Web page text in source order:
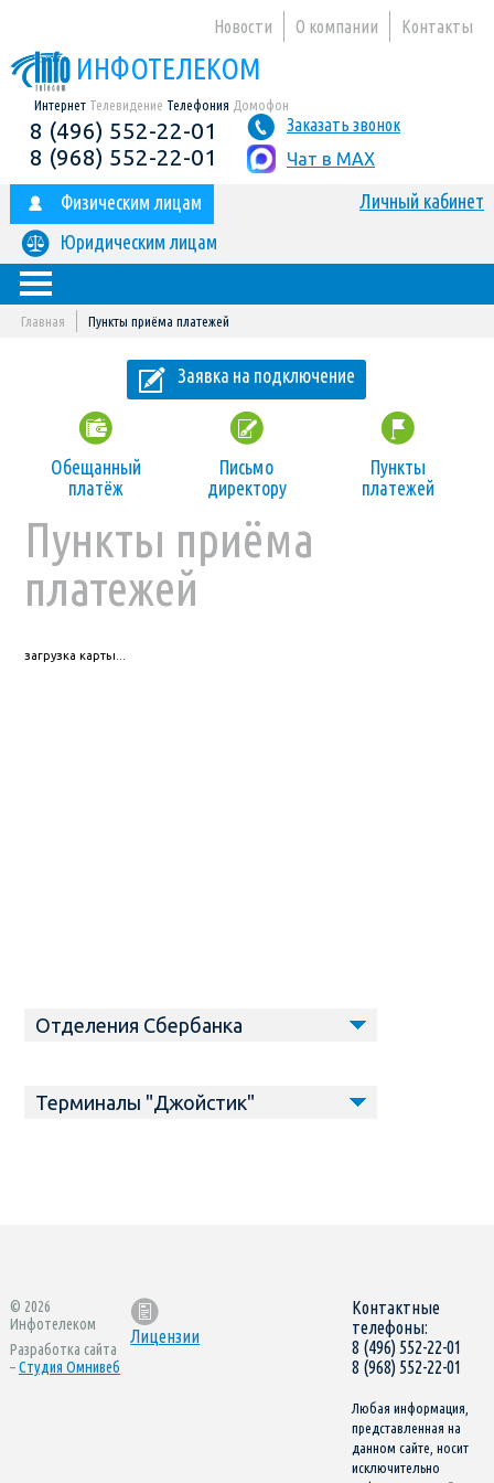
Новости О компании Контакты
ИНФОТЕЛЕКОМ
Интернет Телевидение Телефония Домофон
8 (496) 552-22-01
8 (968) 552-22-01
Заказать звонок
Чат в MAX
Личный кабинет
Физическим лицам
Юридическим лицам
Главная Пункты приёма платежей
Заявка на подключение
Обещанный
платёж
Письмо
директору
Пункты
платежей
Пункты приёма
платежей
загрузка карты...
Отделения Сбербанка
Терминалы "Джойстик"
© 2026
Инфотелеком
Разработка сайта
–Студия Омнивеб
Лицензии
Контактные
телефоны:
8 (496) 552-22-01
8 (968) 552-22-01
Любая информация,
представленная на
данном сайте, носит
исключительно